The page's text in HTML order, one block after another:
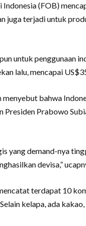
(FOB)
juga terjadi untuk
untuk penggunaan
lalu, mencapai
bahwa
Presiden Prabowo
yang demand-nya
devisa,”
terdapat 10
kelapa, ada